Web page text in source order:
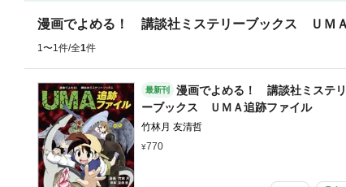
漫画でよめる！ 講談社ミステリーブックス ＵＭ
1〜1件/全1件
最新刊
漫画でよめる！ 講談社ミステリ
ーブックス ＵＭＡ追跡ファイル
竹林月 友清哲
770